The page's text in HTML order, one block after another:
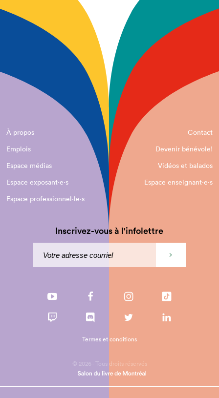
À propos
Contact
Emplois
Devenir bénévole!
Espace médias
Vidéos et balados
Espace exposant·e⋅s
Espace enseignant·e⋅s
Espace professionnel·le⋅s
Inscrivez-vous à l'infolettre
© 2026 - Tous droits réservés
Termes et conditions